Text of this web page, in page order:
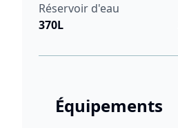
Réservoir d'eau
370L
Équipements